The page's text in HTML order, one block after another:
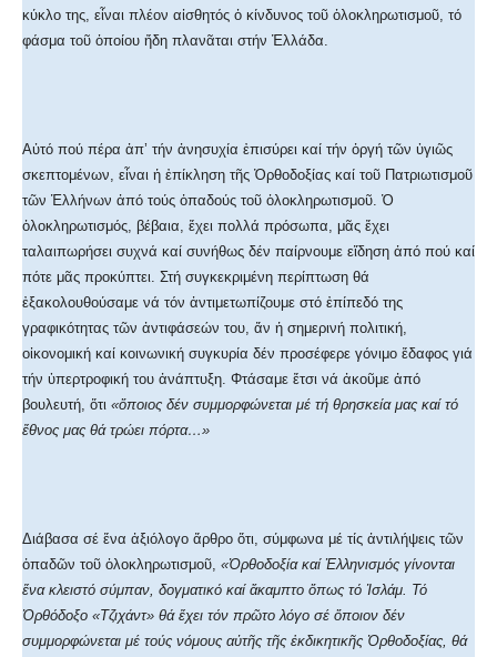
κύκλο της, εἶναι πλέον αἰσθητός ὁ κίνδυνος τοῦ ὁλοκληρωτισμοῦ, τό
φάσμα τοῦ ὁποίου ἤδη πλανᾶται στήν Ἑλλάδα.
Αὐτό πού πέρα ἀπ’ τήν ἀνησυχία ἐπισύρει καί τήν ὀργή τῶν ὑγιῶς
σκεπτομένων, εἶναι ἡ ἐπίκληση τῆς Ὀρθοδοξίας καί τοῦ Πατριωτισμοῦ
τῶν Ἑλλήνων ἀπό τούς ὀπαδούς τοῦ ὁλοκληρωτισμοῦ. Ὁ
ὁλοκληρωτισμός, βέβαια, ἔχει πολλά πρόσωπα, μᾶς ἔχει
ταλαιπωρήσει συχνά καί συνήθως δέν παίρνουμε εἴδηση ἀπό πού καί
πότε μᾶς προκύπτει. Στή συγκεκριμένη περίπτωση θά
ἐξακολουθούσαμε νά τόν ἀντιμετω­πίζουμε στό ἐπίπεδό της
γραφικότητας τῶν ἀντιφάσεών του, ἄν ἡ σημερινή πολιτική,
οἰκονομική καί κοινωνική συγκυρία δέν προσέφερε γόνιμο ἔδαφος γιά
τήν ὑπερτροφική του ἀνάπτυξη. Φτάσαμε ἔτσι νά ἀκοῦμε ἀπό
βουλευτή, ὅτι «ὅποιος δέν συμμορφώνεται μέ τή θρησκεία μας καί τό
ἔθνος μας θά τρώει πόρτα…»
Διάβασα σέ ἕνα ἀξιόλογο ἄρθρο ὅτι, σύμφωνα μέ τίς ἀντιλήψεις τῶν
ὀπαδῶν τοῦ ὁλοκληρωτισμοῦ, «Ὀρθοδοξία καί Ἑλληνισμός γίνονται
ἕνα κλειστό σύμπαν, δογματικό καί ἄκαμπτο ὅπως τό Ἰσλάμ. Τό
Ὀρθόδοξο «Τζιχάντ» θά ἔχει τόν πρῶτο λόγο σέ ὅποιον δέν
συμμορφώνεται μέ τούς νόμους αὐτῆς τῆς ἐκδικητικῆς Ὀρθοδοξίας, θά